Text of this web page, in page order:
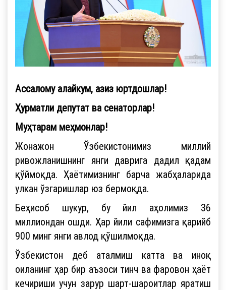
Ассалому алайкум, азиз юртдошлар!
Ҳурматли депутат ва сенаторлар!
Муҳтарам меҳмонлар!
Жонажон Ўзбекистонимиз миллий
ривожланишнинг янги даврига дадил қадам
қўймоқда. Ҳаётимизнинг барча жабҳаларида
улкан ўзгаришлар юз бермоқда.
Беҳисоб шукур, бу йил аҳолимиз 36
миллиондан ошди. Ҳар йили сафимизга қарийб
900 минг янги авлод қўшилмоқда.
Ўзбекистон деб аталмиш катта ва иноқ
оиланинг ҳар бир аъзоси тинч ва фаровон ҳаёт
кечириши учун зарур шарт-шароитлар яратиш